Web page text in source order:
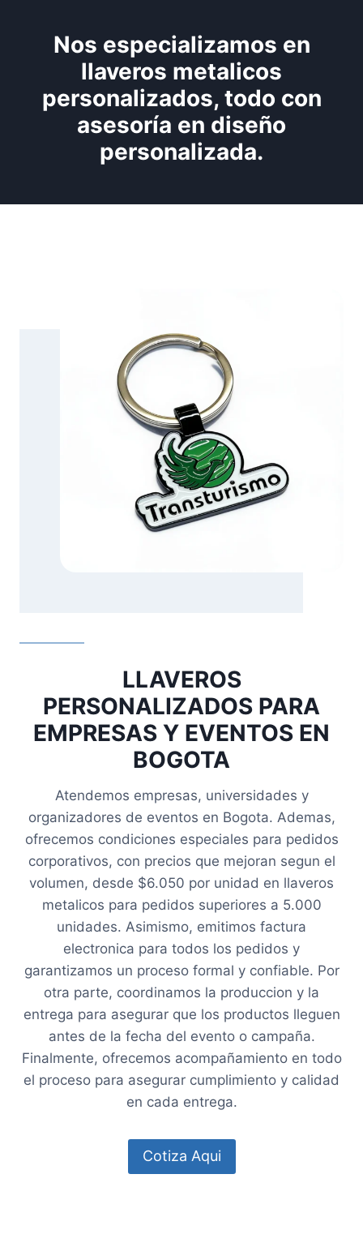
Nos especializamos en
llaveros metalicos
personalizados, todo con
asesoría en diseño
personalizada.
LLAVEROS
PERSONALIZADOS PARA
EMPRESAS Y EVENTOS EN
BOGOTA
Atendemos empresas, universidades y
organizadores de eventos en Bogota. Ademas,
ofrecemos condiciones especiales para pedidos
corporativos, con precios que mejoran segun el
volumen, desde $6.050 por unidad en llaveros
metalicos para pedidos superiores a 5.000
unidades. Asimismo, emitimos factura
electronica para todos los pedidos y
garantizamos un proceso formal y confiable. Por
otra parte, coordinamos la produccion y la
entrega para asegurar que los productos lleguen
antes de la fecha del evento o campaña.
Finalmente, ofrecemos acompañamiento en todo
el proceso para asegurar cumplimiento y calidad
en cada entrega.
Cotiza Aqui